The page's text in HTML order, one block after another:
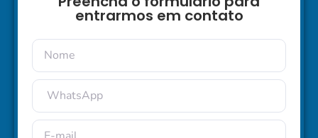
entrarmos em contato